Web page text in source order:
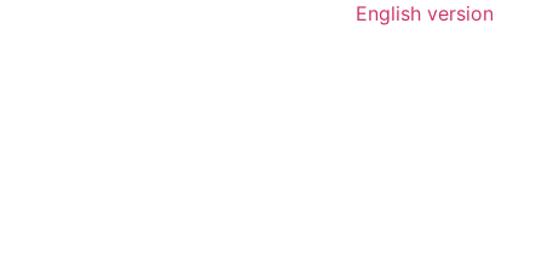
English version